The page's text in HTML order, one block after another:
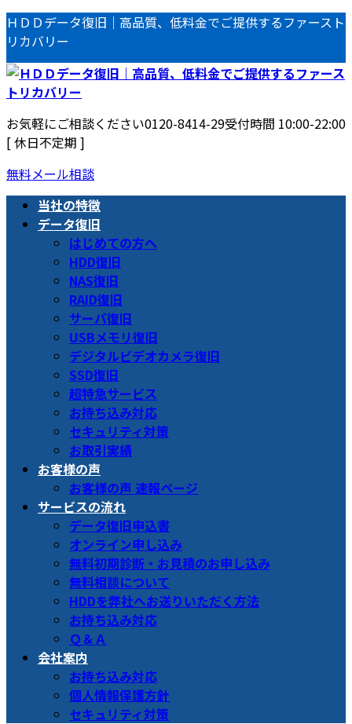
コ
ン
テ
ン
ツ
へ
ス
キ
ッ
プ
ナ
ビ
ゲ
ー
シ
ョ
ン
に
移
動
ＨＤＤデータ復旧｜高品質、低料金でご提供するファースト
リカバリー
お気軽にご相談ください0120-8414-29受付時間 10:00-22:00
[ 休日不定期 ]
無料メール相談
当社の特徴
データ復旧
はじめての方へ
HDD復旧
NAS復旧
RAID復旧
サーバ復旧
USBメモリ復旧
デジタルビデオカメラ復旧
SSD復旧
超特急サービス
お持ち込み対応
セキュリティ対策
お取引実績
お客様の声
お客様の声 速報ページ
サービスの流れ
データ復旧申込書
オンライン申し込み
無料初期診断・お見積のお申し込み
無料相談について
HDDを弊社へお送りいただく方法
お持ち込み対応
Ｑ＆Ａ
会社案内
お持ち込み対応
個人情報保護方針
セキュリティ対策